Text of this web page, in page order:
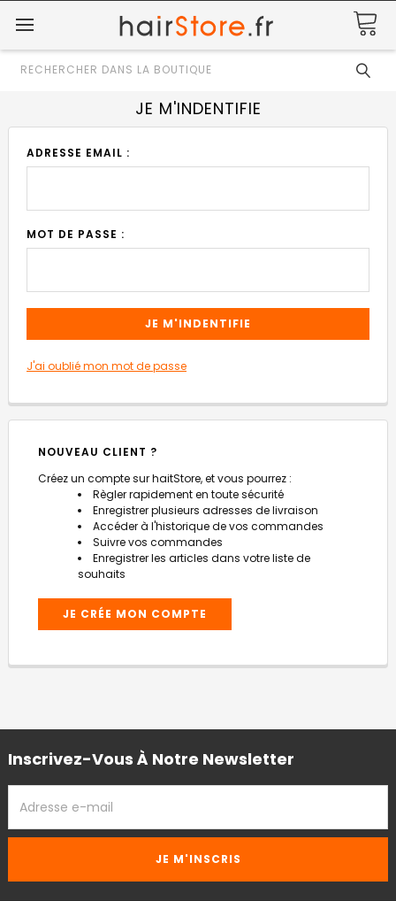
Rechercher
JE M'INDENTIFIE
ADRESSE EMAIL :
MOT DE PASSE :
J'ai oublié mon mot de passe
NOUVEAU CLIENT ?
Créez un compte sur haitStore, et vous pourrez :
Règler rapidement en toute sécurité
Enregistrer plusieurs adresses de livraison
Accéder à l'historique de vos commandes
Suivre vos commandes
Enregistrer les articles dans votre liste de
souhaits
JE CRÉE MON COMPTE
Inscrivez-Vous À Notre Newsletter
EMAIL